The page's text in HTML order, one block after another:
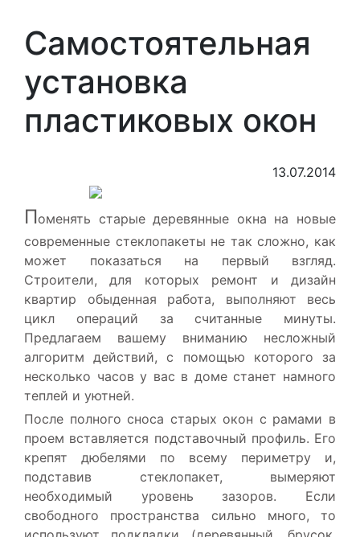
Самостоятельная
установка
пластиковых окон
13.07.2014
Поменять старые деревянные окна на новые
современные стеклопакеты не так сложно, как
может показаться на первый взгляд.
Строители, для которых ремонт и дизайн
квартир обыденная работа, выполняют весь
цикл операций за считанные минуты.
Предлагаем вашему вниманию несложный
алгоритм действий, с помощью которого за
несколько часов у вас в доме станет намного
теплей и уютней.
После полного сноса старых окон с рамами в
проем вставляется подставочный профиль. Его
крепят дюбелями по всему периметру и,
подставив стеклопакет, вымеряют
необходимый уровень зазоров. Если
свободного пространства сильно много, то